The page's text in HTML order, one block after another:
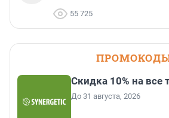
55 725
Скидка 10% на все
До 31 августа, 2026